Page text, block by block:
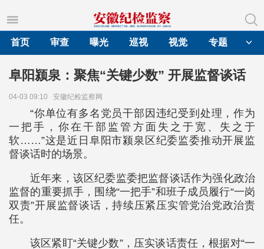
首页
审查 曝光 巡视 视觉 专题
阜阳颍泉：聚焦“关键少数” 开展监督谈话
04-03 09:10 安徽纪检监察网
“你单位有多名党员干部因违纪受到处理，作为
一把手，你在干部监管方面失之于宽、失之于
软……”这是近日阜阳市颍泉区纪委监委推动开展监
督谈话时的场景。
近年来，该区纪委监委把监督谈话作为强化政治
监督的重要抓手，围绕“一把手”和班子成员履行“一岗
双责”开展监督谈话，持续压紧压实管党治党政治责
任。
该区紧盯“关键少数”，压实谈话责任，根据对“一